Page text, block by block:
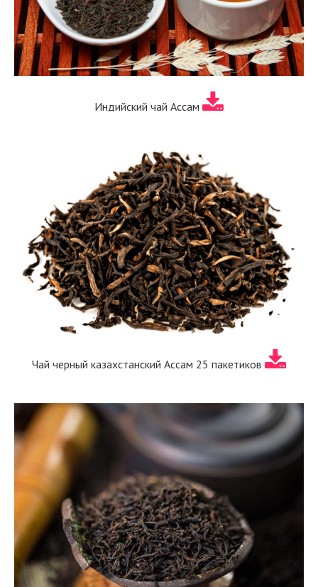
Индийский чай Ассам
Чай черный казахстанский Ассам 25 пакетиков